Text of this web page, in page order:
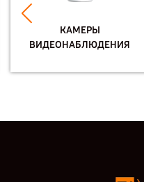
КАМЕРЫ
ВИДЕОНАБЛЮДЕНИЯ